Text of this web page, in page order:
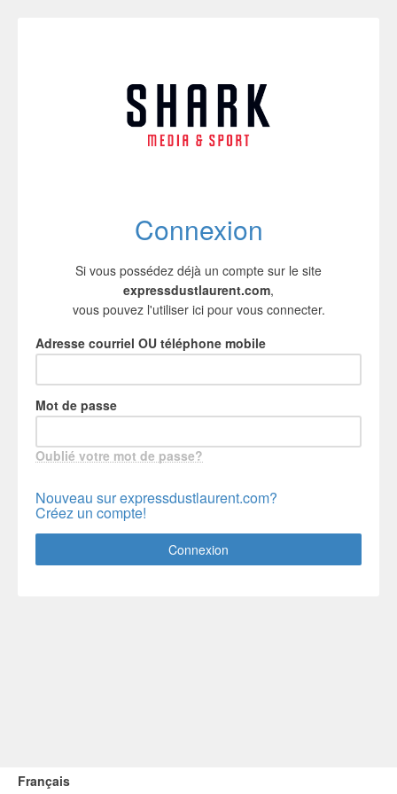
Français
Connexion
Si vous possédez déjà un compte sur le site
expressdustlaurent.com,
vous pouvez l'utiliser ici pour vous connecter.
Adresse courriel OU téléphone mobile
Mot de passe
Oublié votre mot de passe?
Nouveau sur expressdustlaurent.com?
Créez un compte!
Connexion